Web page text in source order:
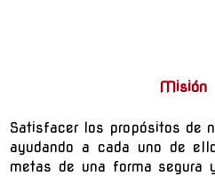
Misión
Satisfacer los propósitos de
ayudando a cada uno de
metas de una forma segura